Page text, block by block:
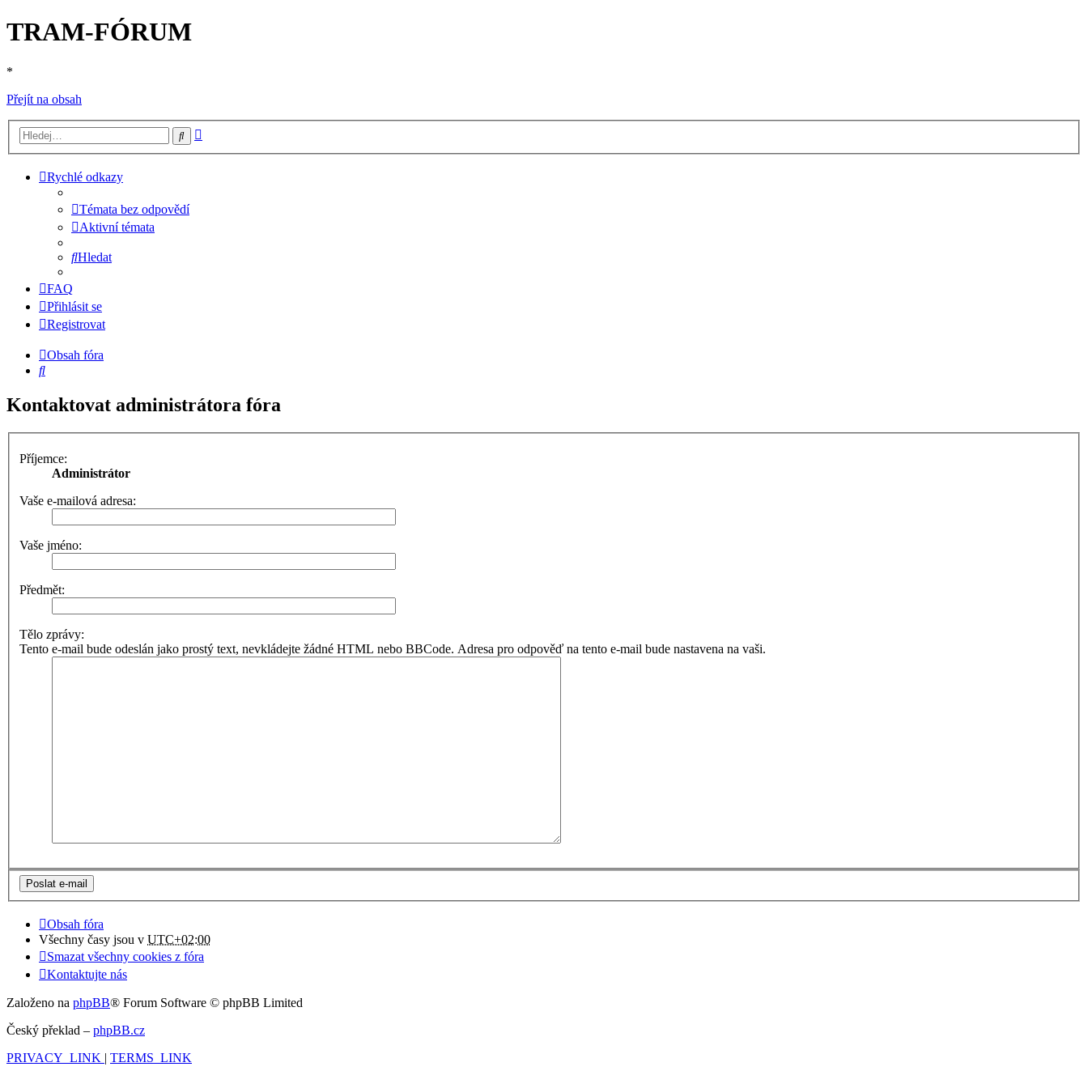
TRAM-FÓRUM
*
Přejít na obsah
Hledat
Rychlé odkazy
Témata bez odpovědí
Aktivní témata
Hledat
FAQ
Přihlásit se
Registrovat
Obsah fóra
Hledat
Kontaktovat administrátora fóra
Příjemce:
Administrátor
Vaše e-mailová adresa:
Vaše jméno:
Předmět:
Tělo zprávy:
Tento e-mail bude odeslán jako prostý text, nevkládejte žádné HTML nebo BBCode. Adresa pro odpověď na tento e-mail bude nastavena na vaši.
Obsah fóra
Všechny časy jsou v UTC+02:00
Smazat všechny cookies z fóra
Kontaktujte nás
Založeno na phpBB® Forum Software © phpBB Limited
Český překlad – phpBB.cz
PRIVACY_LINK
TERMS_LINK